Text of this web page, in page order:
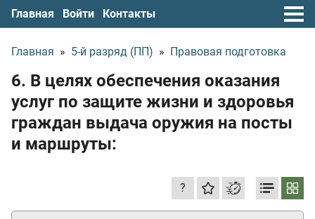
Главная Войти Контакты
Главная » 5-й разряд (ПП) » Правовая подготовка
6. В целях обеспечения оказания
услуг по защите жизни и здоровья
граждан выдача оружия на посты
и маршруты:
?